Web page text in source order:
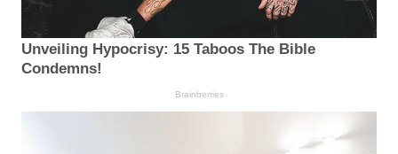
Unveiling Hypocrisy: 15 Taboos The Bible
Condemns!
Brainberries